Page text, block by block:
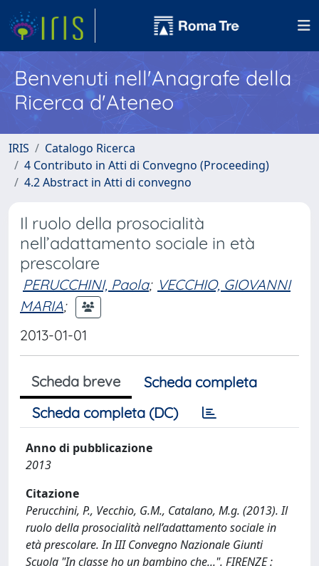
Benvenuti nell'Anagrafe della
Ricerca d'Ateneo
IRIS
Catalogo Ricerca
4 Contributo in Atti di Convegno (Proceeding)
4.2 Abstract in Atti di convegno
Il ruolo della prosocialità
nell’adattamento sociale in età
prescolare
PERUCCHINI, Paola; VECCHIO, GIOVANNI
MARIA;
2013-01-01
Scheda breve
Scheda completa
Scheda completa (DC)
Anno di pubblicazione
2013
Citazione
Perucchini, P., Vecchio, G.M., Catalano, M.g. (2013). Il
ruolo della prosocialità nell’adattamento sociale in
età prescolare. In III Convegno Nazionale Giunti
Scuola "In classe ho un bambino che...". FIRENZE :